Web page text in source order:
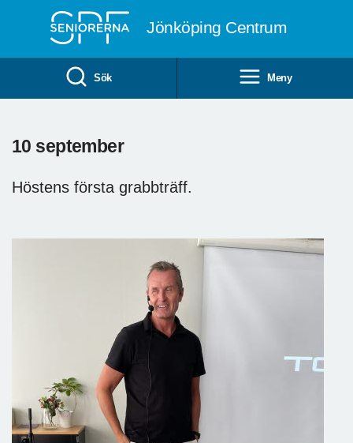
Jönköping Centrum
Sök Meny
10 september
Höstens första grabbträff.